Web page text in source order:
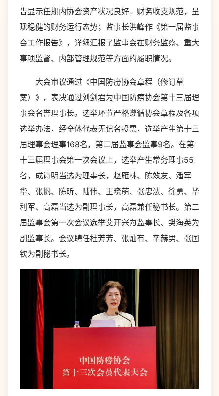
告显示任期内协会资产状况良好，财务收支规范，呈
现稳健的财务运行态势；监事长洪峰作《第一届监事
会工作报告》，详细汇报了监事会在财务监察、重大
事项监督、内部管理规范等方面的履职情况。
大会审议通过《中国防痨协会章程（修订草
案）》，表决通过刘剑君为中国防痨协会第十三届理
事会名誉理事长。选举环节严格遵循协会章程及各项
选举办法，经全体代表无记名投票，选举产生第十三
届理事会理事168名，第二届监事会监事9名。在第
十三届理事会第一次会议上，选举产生常务理事55
名，成诗明当选为理事长，赵雁林、陈效友、潘军
华、张帆、陈昕、陆伟、王晓萌、张忠法、徐勇、毕
利军、高磊当选为副理事长，高磊兼任秘书长。第二
届监事会第一次会议选举艾开兴为监事长、樊海英为
副监事长。会议聘任杜芳芳、张灿有、辛赫男、张国
钦为副秘书长。